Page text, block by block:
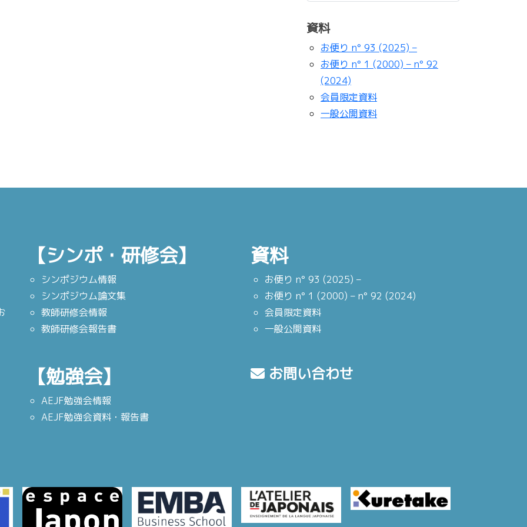
資料
お便り n° 93 (2025) –
お便り n° 1 (2000) – n° 92
(2024)
会員限定資料
一般公開資料
【シンポ・研修会】
シンポジウム情報
シンポジウム論文集
教師研修会情報
教師研修会報告書
【勉強会】
AEJF勉強会情報
AEJF勉強会資料・報告書
資料
お便り n° 93 (2025) –
お便り n° 1 (2000) – n° 92 (2024)
会員限定資料
一般公開資料
お問い合わせ